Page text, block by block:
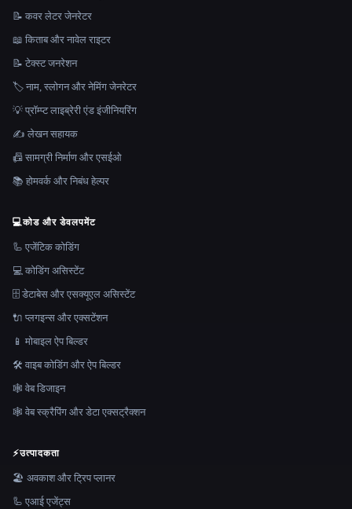
📝 कवर लेटर जेनरेटर
📖 किताब और नावेल राइटर
📝 टेक्स्ट जनरेशन
🏷️ नाम, स्लोगन और नेमिंग जेनरेटर
💡 प्रॉम्प्ट लाइब्रेरी एंड इंजीनियरिंग
✍️ लेखन सहायक
📠 सामग्री निर्माण और एसईओ
📚 होमवर्क और निबंध हेल्पर
💻कोड और डेवलपमेंट
🦾 एजेंटिक कोडिंग
💻 कोडिंग असिस्टेंट
🗄️ डेटाबेस और एसक्यूएल असिस्टेंट
🔌 प्लगइन्स और एक्सटेंशन
📱 मोबाइल ऐप बिल्डर
🛠️ वाइब कोडिंग और ऐप बिल्डर
🕸 वेब डिजाइन
🕸️ वेब स्क्रैपिंग और डेटा एक्सट्रैक्शन
⚡उत्पादकता
🏖 अवकाश और ट्रिप प्लानर
🦾 एआई एजेंट्स